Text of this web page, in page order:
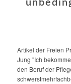
Artikel der Freien
Jung "Ich
den Beruf der